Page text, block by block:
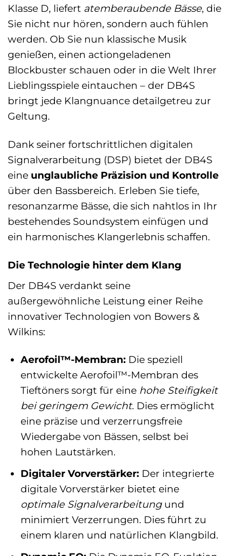
Klasse D, liefert atemberaubende Bässe, die
Sie nicht nur hören, sondern auch fühlen
werden. Ob Sie nun klassische Musik
genießen, einen actiongeladenen
Blockbuster schauen oder in die Welt Ihrer
Lieblingsspiele eintauchen – der DB4S
bringt jede Klangnuance detailgetreu zur
Geltung.
Dank seiner fortschrittlichen digitalen
Signalverarbeitung (DSP) bietet der DB4S
eine unglaubliche Präzision und Kontrolle
über den Bassbereich. Erleben Sie tiefe,
resonanzarme Bässe, die sich nahtlos in Ihr
bestehendes Soundsystem einfügen und
ein harmonisches Klangerlebnis schaffen.
Die Technologie hinter dem Klang
Der DB4S verdankt seine
außergewöhnliche Leistung einer Reihe
innovativer Technologien von Bowers &
Wilkins:
Aerofoil™-Membran:Die speziell
entwickelte Aerofoil™-Membran des
Tieftöners sorgt für eine hohe Steifigkeit
bei geringem Gewicht. Dies ermöglicht
eine präzise und verzerrungsfreie
Wiedergabe von Bässen, selbst bei
hohen Lautstärken.
Digitaler Vorverstärker:Der integrierte
digitale Vorverstärker bietet eine
optimale Signalverarbeitungund
minimiert Verzerrungen. Dies führt zu
einem klaren und natürlichen Klangbild.